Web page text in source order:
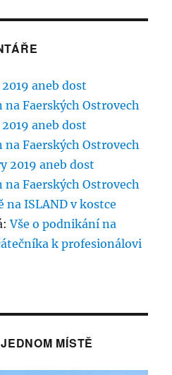
aneb dost
Faerských Ostrovech
aneb dost
Faerských Ostrovech
2019 aneb dost
Faerských Ostrovech
na ISLAND v kostce
:Vše o podnikání na
k profesionálovi
MÍSTĚ